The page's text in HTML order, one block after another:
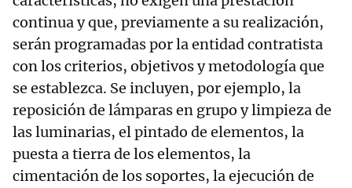
continua y que, previamente a su realización,
serán programadas por la entidad contratista
con los criterios, objetivos y metodología que
se establezca. Se incluyen, por ejemplo, la
reposición de lámparas en grupo y limpieza de
las luminarias, el pintado de elementos, la
puesta a tierra de los elementos, la
cimentación de los soportes, la ejecución de